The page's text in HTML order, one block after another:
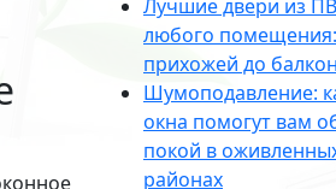
Лучшие двери из
любого
прихожей до
Шумоподавление:
окна помогут вам
покой в
районах